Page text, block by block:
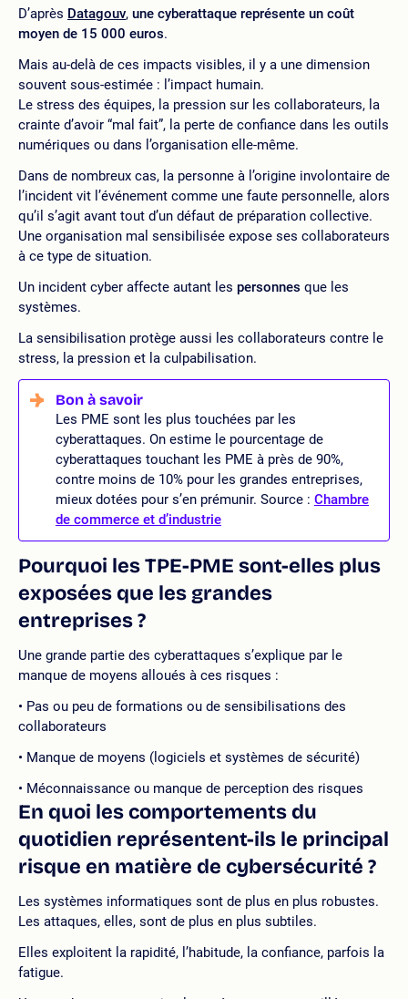
D’après Datagouv, une cyberattaque représente un coût
moyen de 15 000 euros.
Mais au-delà de ces impacts visibles, il y a une dimension
souvent sous-estimée : l’impact humain.
Le stress des équipes, la pression sur les collaborateurs, la
crainte d’avoir “mal fait”, la perte de confiance dans les outils
numériques ou dans l’organisation elle-même.
Dans de nombreux cas, la personne à l’origine involontaire de
l’incident vit l’événement comme une faute personnelle, alors
qu’il s’agit avant tout d’un défaut de préparation collective.
Une organisation mal sensibilisée expose ses collaborateurs
à ce type de situation.
Un incident cyber affecte autant les personnes que les
systèmes.
La sensibilisation protège aussi les collaborateurs contre le
stress, la pression et la culpabilisation.
Les PME sont les plus touchées par les
cyberattaques. On estime le pourcentage de
cyberattaques touchant les PME à près de 90%,
contre moins de 10% pour les grandes entreprises,
mieux dotées pour s’en prémunir. Source : Chambre
de commerce et d’industrie
Pourquoi les TPE-PME sont-elles plus
exposées que les grandes
entreprises ?
Une grande partie des cyberattaques s’explique par le
manque de moyens alloués à ces risques :
Pas ou peu de formations ou de sensibilisations des
collaborateurs
Manque de moyens (logiciels et systèmes de sécurité)
Méconnaissance ou manque de perception des risques
En quoi les comportements du
quotidien représentent-ils le principal
risque en matière de cybersécurité ?
Les systèmes informatiques sont de plus en plus robustes.
Les attaques, elles, sont de plus en plus subtiles.
Elles exploitent la rapidité, l’habitude, la confiance, parfois la
fatigue.